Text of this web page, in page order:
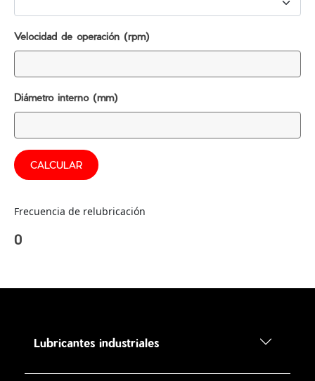
Velocidad de operación (rpm)
Diámetro interno (mm)
CALCULAR
Frecuencia de relubricación
0
Lubricantes industriales